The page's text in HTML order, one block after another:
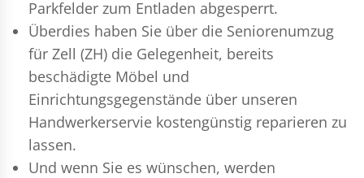
Parkfelder zum Entladen abgesperrt.
Überdies haben Sie über die Seniorenumzug
für Zell (ZH) die Gelegenheit, bereits
beschädigte Möbel und
Einrichtungsgegenstände über unseren
Handwerkerservie kostengünstig reparieren zu
lassen.
Und wenn Sie es wünschen, werden